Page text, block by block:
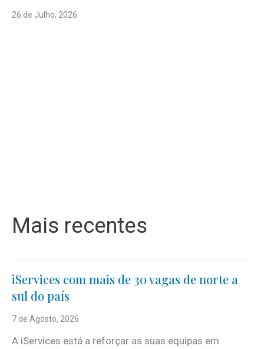
26 de Julho, 2026
Mais recentes
iServices com mais de 30 vagas de norte a
sul do país
7 de Agosto, 2026
A iServices está a reforçar as suas equipas em